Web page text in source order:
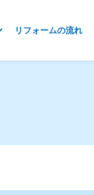
リフォームの流れ